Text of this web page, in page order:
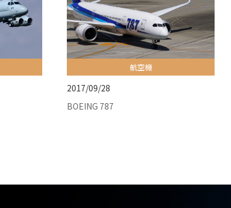
航空機
2017/09/28
BOEING 787